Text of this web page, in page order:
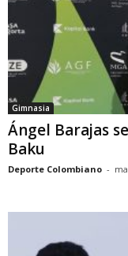
Gimnasia
Ángel Barajas
Baku
Deporte Colombiano -